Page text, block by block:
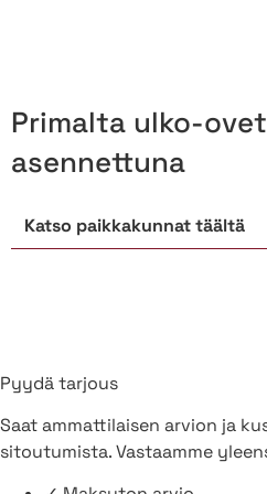
Primalta ulko-
asennettuna
Katso paikkakunnat täältä
Pyydä tarjous
Saat ammattilaisen arvion ja
sitoutumista. Vastaamme